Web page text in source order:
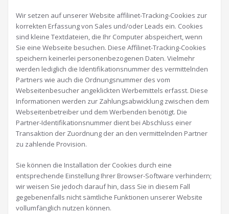
Wir setzen auf unserer Website affilinet-Tracking-Cookies zur
korrekten Erfassung von Sales und/oder Leads ein. Cookies
sind kleine Textdateien, die Ihr Computer abspeichert, wenn
Sie eine Webseite besuchen. Diese Affilinet-Tracking-Cookies
speichern keinerlei personenbezogenen Daten. Vielmehr
werden lediglich die Identifikationsnummer des vermittelnden
Partners wie auch die Ordnungsnummer des vom
Webseitenbesucher angeklickten Werbemittels erfasst. Diese
Informationen werden zur Zahlungsabwicklung zwischen dem
Webseitenbetreiber und dem Werbenden benötigt. Die
Partner-Identifikationsnummer dient bei Abschluss einer
Transaktion der Zuordnung der an den vermittelnden Partner
zu zahlende Provision.
Sie können die Installation der Cookies durch eine
entsprechende Einstellung Ihrer Browser-Software verhindern;
wir weisen Sie jedoch darauf hin, dass Sie in diesem Fall
gegebenenfalls nicht sämtliche Funktionen unserer Website
vollumfänglich nutzen können.